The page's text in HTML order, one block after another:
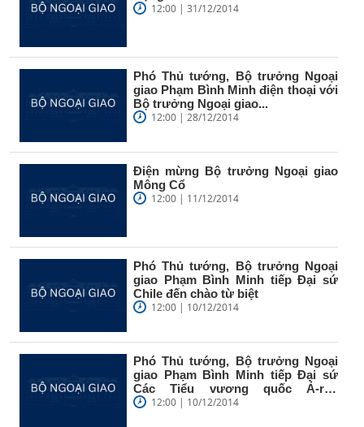
12:00 | 31/12/2014
Phó Thủ tướng, Bộ trưởng Ngoại
giao Phạm Bình Minh điện thoại với
Bộ trưởng Ngoại giao...
12:00 | 28/12/2014
Điện mừng Bộ trưởng Ngoại giao
Mông Cổ
12:00 | 11/12/2014
Phó Thủ tướng, Bộ trưởng Ngoại
giao Phạm Bình Minh tiếp Đại sứ
Chile đến chào từ biệt
12:00 | 10/12/2014
Phó Thủ tướng, Bộ trưởng Ngoại
giao Phạm Bình Minh tiếp Đại sứ
Các Tiểu vương quốc Ả-rập
Thống...
12:00 | 10/12/2014